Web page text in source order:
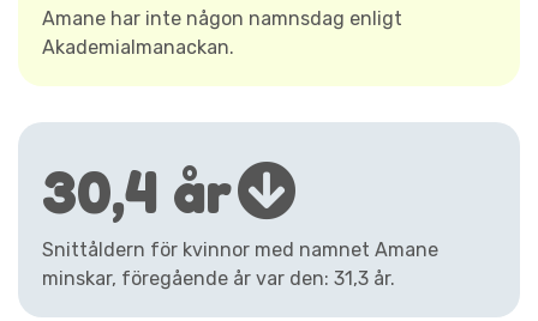
Amane har inte någon namnsdag enligt
Akademialmanackan.
30,4 år
Snittåldern för kvinnor med namnet Amane
minskar, föregående år var den: 31,3 år.